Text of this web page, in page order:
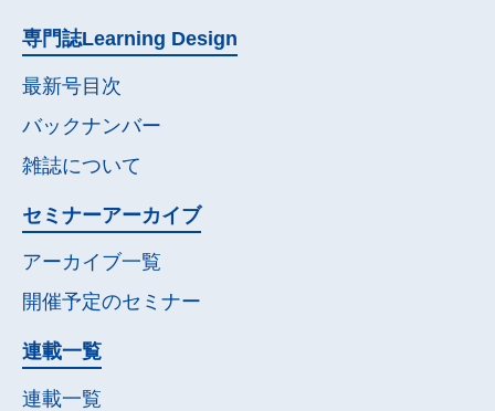
専門誌Learning Design
最新号目次
バックナンバー
雑誌について
セミナーアーカイブ
アーカイブ一覧
開催予定のセミナー
連載一覧
連載一覧